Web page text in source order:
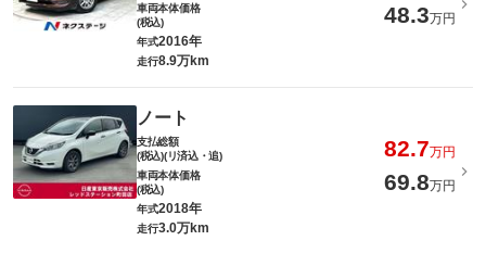
車両本体価格
(税込)
48.3万円
年式2016年
走行8.9万km
ノート
支払総額
(税込)(リ済込・追)
82.7万円
車両本体価格
(税込)
69.8万円
年式2018年
走行3.0万km